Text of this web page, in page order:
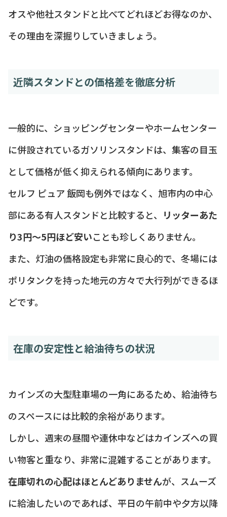
オスや他社スタンドと比べてどれほどお得なのか、
その理由を深掘りしていきましょう。
近隣スタンドとの価格差を徹底分析
一般的に、ショッピングセンターやホームセンター
に併設されているガソリンスタンドは、集客の目玉
として価格が低く抑えられる傾向にあります。
セルフ ピュア 飯岡も例外ではなく、旭市内の中心
部にある有人スタンドと比較すると、 リッターあた
り3円〜5円ほど安いことも珍しくありません。
また、灯油の価格設定も非常に良心的で、冬場には
ポリタンクを持った地元の方々で大行列ができるほ
どです。
在庫の安定性と給油待ちの状況
カインズの大型駐車場の一角にあるため、給油待ち
のスペースには比較的余裕があります。
しかし、週末の昼間や連休中などはカインズへの買
い物客と重なり、非常に混雑することがあります。
在庫切れの心配はほとんどありませんが、スムーズ
に給油したいのであれば、平日の午前中や夕方以降